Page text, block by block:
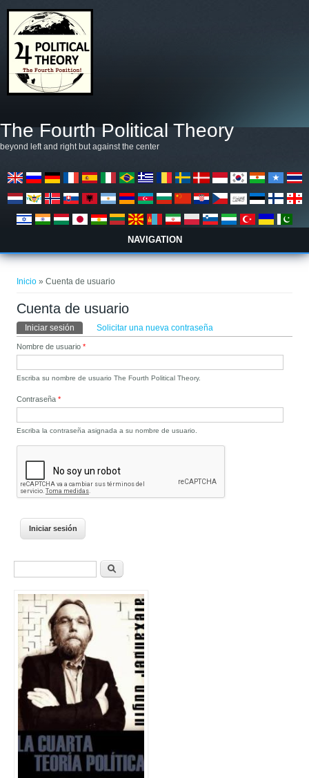
The Fourth Political Theory
beyond left and right but against the center
NAVIGATION
Inicio » Cuenta de usuario
Cuenta de usuario
Solapas principales
Iniciar sesión (solapa activa)
Solicitar una nueva contraseña
Nombre de usuario*
Escriba su nombre de usuario The Fourth Political Theory.
Contraseña*
Escriba la contraseña asignada a su nombre de usuario.
Formulario de búsqueda